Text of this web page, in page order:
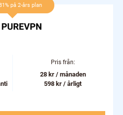
på 2-års plan
Pris från:
28 kr / månaden
598 kr / årligt